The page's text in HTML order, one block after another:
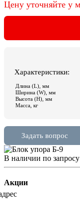
В наличии по запросу
Акции